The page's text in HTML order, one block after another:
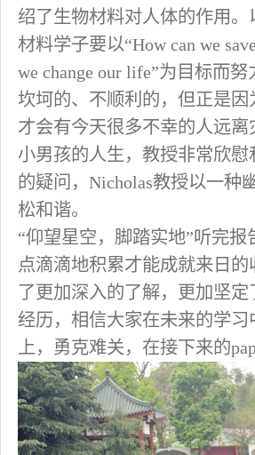
绍了生物材料对人体的作用
材料学子要以“How can we
we change our life”为目标而
坎坷的、不顺利的，但正是
才会有今天很多不幸的人远离
小男孩的人生，教授非常欣
的疑问，Nicholas教授以一种
松和谐。
“仰望星空，脚踏实地”听完
点滴滴地积累才能成就来日
了更加深入的了解，更加坚
经历，相信大家在未来的学
上，勇克难关，在接下来的